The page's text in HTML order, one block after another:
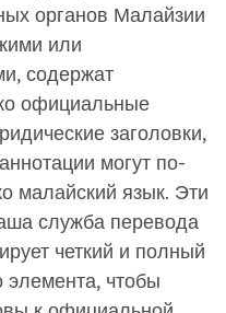
органов Малайзии
или
содержат
официальные
заголовки,
могут по-
малайский язык. Эти
служба перевода
четкий и полный
элемента, чтобы